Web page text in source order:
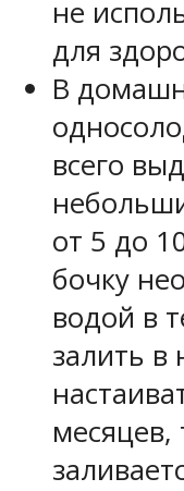
не
для
В
всего
от 5 до
бочку
водой в
залить в
месяцев,